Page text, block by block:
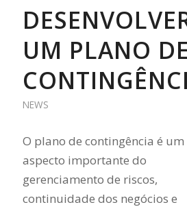
UM PLANO
NEWS
O plano de contingência é um
aspecto importante do
gerenciamento de riscos,
continuidade dos negócios e